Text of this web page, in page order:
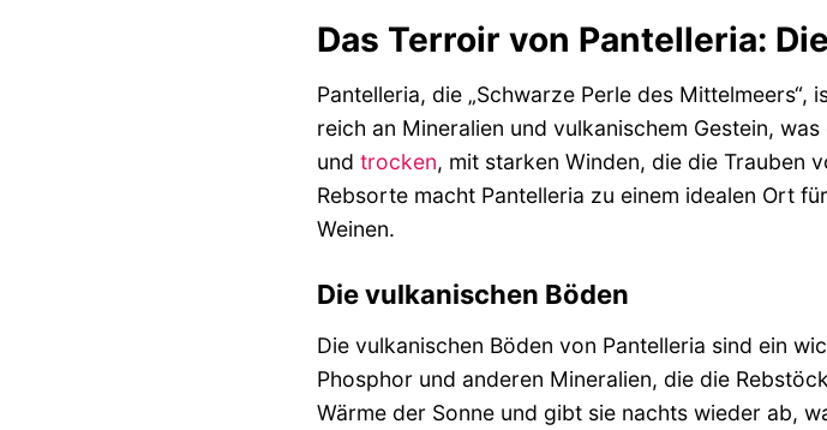
Das Terroir von Pantelleria:
Pantelleria, die „Schwarze Perle des
reich an Mineralien und vulkanischem Gestein,
und trocken, mit starken Winden, die die Trauben
Rebsorte macht Pantelleria zu einem idealen Ort
Weinen.
Die vulkanischen Böden
Die vulkanischen Böden von Pantelleria sind ein
Phosphor und anderen Mineralien, die die
Wärme der Sonne und gibt sie nachts wieder ab,